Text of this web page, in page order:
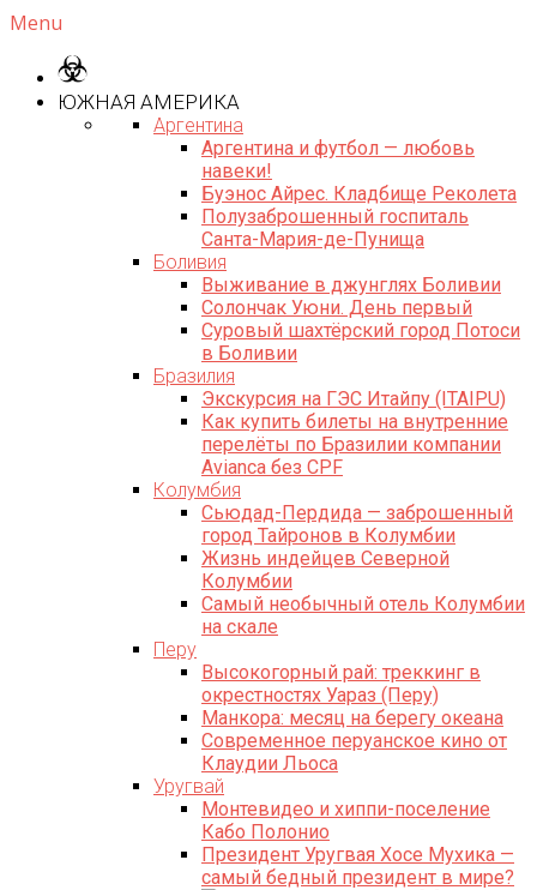
Menu
ЮЖНАЯ АМЕРИКА
Аргентина
Аргентина и футбол — любовь
навеки!
Буэнос Айрес. Кладбище Реколета
Полузаброшенный госпиталь
Санта-Мария-де-Пунища
Боливия
Выживание в джунглях Боливии
Солончак Уюни. День первый
Суровый шахтёрский город Потоси
в Боливии
Бразилия
Экскурсия на ГЭС Итайпу (ITAIPU)
Как купить билеты на внутренние
перелёты по Бразилии компании
Avianca без CPF
Колумбия
Сьюдад-Пердида — заброшенный
город Тайронов в Колумбии
Жизнь индейцев Северной
Колумбии
Самый необычный отель Колумбии
на скале
Перу
Высокогорный рай: треккинг в
окрестностях Уараз (Перу)
Манкора: месяц на берегу океана
Современное перуанское кино от
Клаудии Льоса
Уругвай
Монтевидео и хиппи-поселение
Кабо Полонио
Президент Уругвая Хосе Мухика —
самый бедный президент в мире?